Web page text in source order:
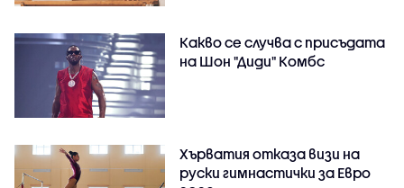
Какво се случва с присъдата
на Шон "Диди" Комбс
Хърватия отказа визи на
руски гимнастички за Евро